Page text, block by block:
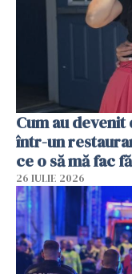
Cum au
într-un
ce o să mă fac
26 IULIE 2026